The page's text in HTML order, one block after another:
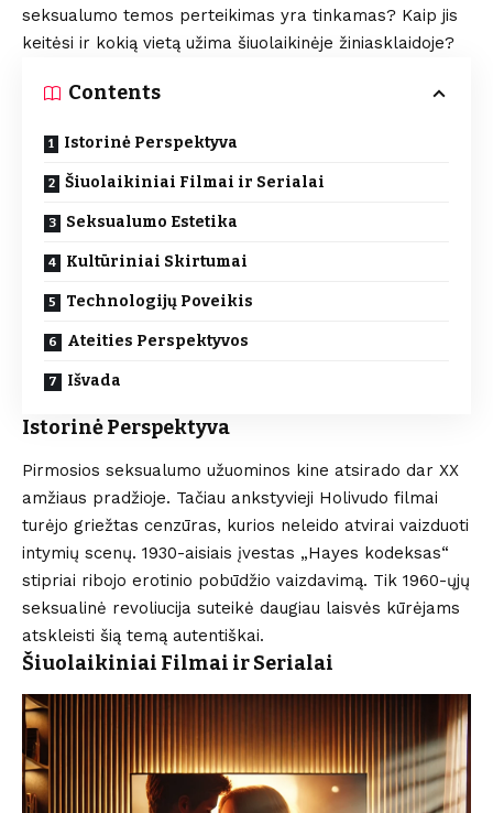
seksualumo temos perteikimas yra tinkamas? Kaip jis
keitėsi ir kokią vietą užima šiuolaikinėje žiniasklaidoje?
Contents
Istorinė Perspektyva
Šiuolaikiniai Filmai ir Serialai
Seksualumo Estetika
Kultūriniai Skirtumai
Technologijų Poveikis
Ateities Perspektyvos
Išvada
Istorinė Perspektyva
Pirmosios seksualumo užuominos kine atsirado dar XX
amžiaus pradžioje. Tačiau ankstyvieji Holivudo filmai
turėjo griežtas cenzūras, kurios neleido atvirai vaizduoti
intymių scenų. 1930-aisiais įvestas „Hayes kodeksas“
stipriai ribojo erotinio pobūdžio vaizdavimą. Tik 1960-ųjų
seksualinė revoliucija suteikė daugiau laisvės kūrėjams
atskleisti šią temą autentiškai.
Šiuolaikiniai Filmai ir Serialai